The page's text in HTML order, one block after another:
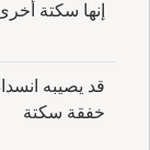
إنها سكتة
قد يصيبه
خفقة سكتة